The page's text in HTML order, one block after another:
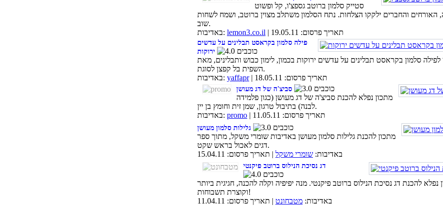
סטייק סלמון ברוטב גספצ'ו, קל ופשוט
האורחים והחברים ילקקו הצלחות. נתח הסלמון משתלב מצוין ברוטב, ושמח לשחות
שוב.
באדיבות: lemon3.co.il | תאריך פרסום: 19.05.11
פילה סלמון בקראסט תבלינים על עדשים
ירוקות
לפילה סלמון בקראסט תבלינים על עדשים ירוקות בכמון, לימון כבוש ותבלינים, מאת
השפית בל קפצן לסוגת.
באדיבות: yaffapr | תאריך פרסום: 18.05.11
סביצ'ה של דג מעושן
מתכון נפלא להכנת סביצ'ה של דג מעושן (כגון פלמידה
לבנה) בתיבול טרגון, שמן זית וחומץ בן יין.
באדיבות: promo | תאריך פרסום: 11.05.11
גלילות סלמון מעושן
מתכון להכנת גלילות סלמון מעושן באדיבות שומרי משקל, מתוך ספר
דגים לאכול בראש שקט.
באדיבות: שומרי משקל | תאריך פרסום: 15.04.11
דג נסיכת הנילוס ברוטב פיקנטי
נפלא להכנת דג נסיכת הנילוס ברוטב פיקנטי. מנה יפיפיה וקלה להכנה, חגיגית ביותר
וקוצרת תשבוחות!
באדיבות: מטבחונט | תאריך פרסום: 11.04.11